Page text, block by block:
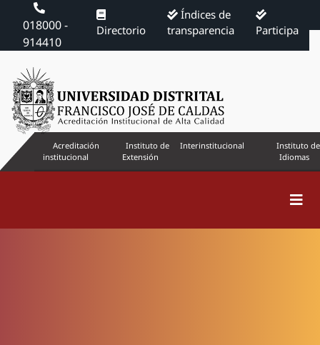
018000 -
914410
Directorio
Índices de
transparencia
Participa
Acreditación
institucional
Instituto de
Extensión
Interinstitucional
Instituto de
Idiomas